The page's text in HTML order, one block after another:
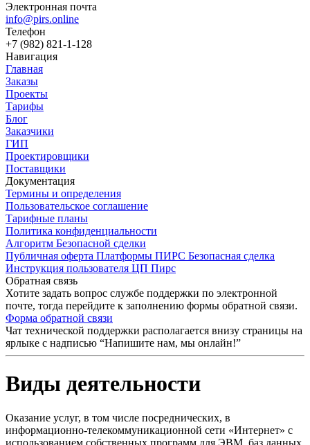
Электронная почта
info@pirs.online
Телефон
+7 (982) 821-1-128
Навигация
Главная
Заказы
Проекты
Тарифы
Блог
Заказчики
ГИП
Проектировщики
Поставщики
Документация
Термины и определения
Пользовательское соглашение
Тарифные планы
Политика конфиденциальности
Алгоритм Безопасной сделки
Публичная оферта Платформы ПИРС Безопасная сделка
Инструкция пользователя ЦП Пирс
Обратная связь
Хотите задать вопрос службе поддержки по электронной
почте, тогда перейдите к заполнению формы обратной связи.
Форма обратной связи
Чат технической поддержки располагается внизу страницы на
ярлыке с надписью “Напишите нам, мы онлайн!”
Виды деятельности
Оказание услуг, в том числе посреднических, в
информационно-телекоммуникационной сети «Интернет» с
использованием собственных программ для ЭВМ, баз данных,